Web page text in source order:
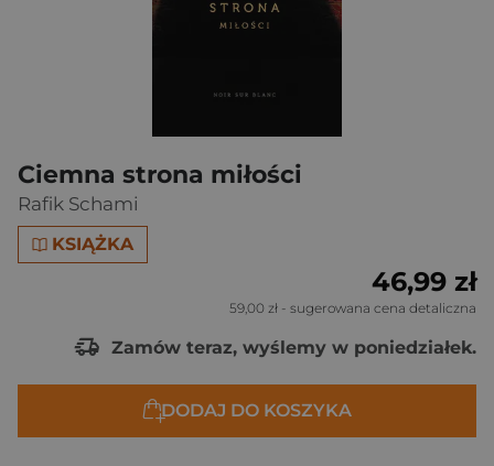
Ciemna strona miłości
Rafik Schami
KSIĄŻKA
46,99 zł
59,00 zł - sugerowana cena detaliczna
Zamów teraz, wyślemy w poniedziałek.
DODAJ DO KOSZYKA